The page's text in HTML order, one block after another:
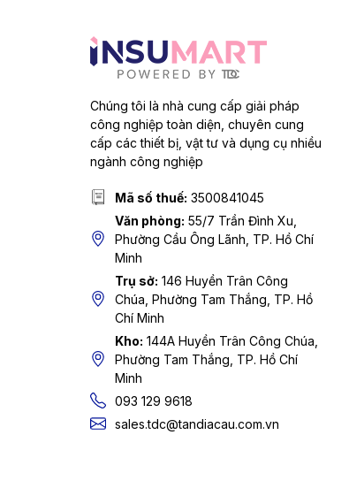
Chúng tôi là nhà cung cấp giải pháp
công nghiệp toàn diện, chuyên cung
cấp các thiết bị, vật tư và dụng cụ nhiều
ngành công nghiệp
Mã số thuế: 3500841045
Văn phòng: 55/7 Trần Đình Xu,
Phường Cầu Ông Lãnh, TP. Hồ Chí
Minh
Trụ sở: 146 Huyền Trân Công
Chúa, Phường Tam Thắng, TP. Hồ
Chí Minh
Kho: 144A Huyền Trân Công Chúa,
Phường Tam Thắng, TP. Hồ Chí
Minh
093 129 9618
sales.tdc@tandiacau.com.vn